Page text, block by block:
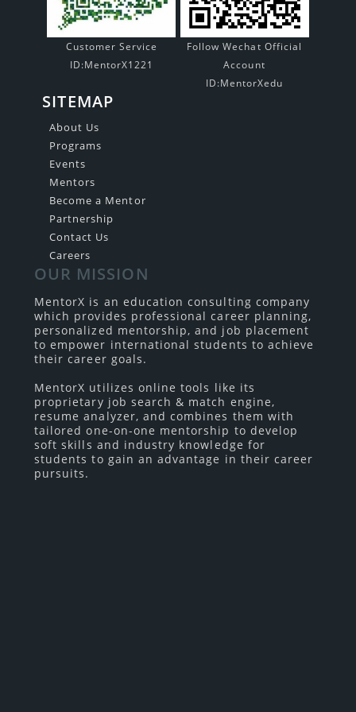
Customer Service
ID:MentorX1221
Follow Wechat Official
Account
ID:MentorXedu
SITEMAP
About Us
Programs
Events
Mentors
Become a Mentor
Partnership
Contact Us
Careers
OUR MISSION
MentorX is an education consulting company
which provides professional career planning,
personalized mentorship, and job placement
to empower international students to achieve
their career goals.
MentorX utilizes online tools like its
proprietary job search & match engine,
resume analyzer, and combines them with
tailored one-on-one mentorship to develop
soft skills and industry knowledge for
students to gain an advantage in their career
pursuits.